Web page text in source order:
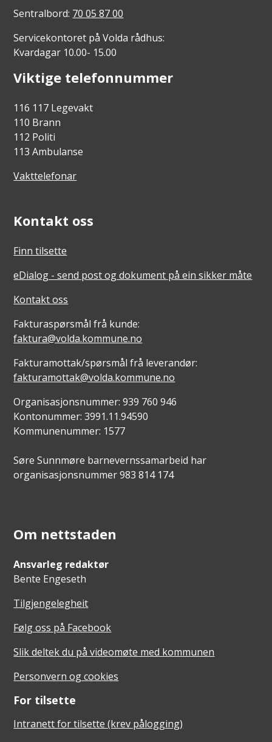
Sentralbord: 70 05 87 00
Servicekontoret på Volda rådhus:
Kvardagar 10.00- 15.00
Viktige telefonnummer
116 117 Legevakt
110 Brann
112 Politi
113 Ambulanse
Vakttelefonar
Kontakt oss
Finn tilsette
eDialog - send post og dokument på ein sikker måte
Kontakt oss
Fakturaspørsmål frå kunde:
faktura@volda.kommune.no
Fakturamottak/spørsmål frå leverandør:
fakturamottak@volda.kommune.no
Organisasjonsnummer: 939 760 946
Kontonummer: 3991.11.94590
Kommunenummer: 1577
Søre Sunnmøre barnevernssamarbeid har
organisasjonsnummer 983 814 174
Om nettstaden
Ansvarleg redaktør
Bente Engeseth
Tilgjengelegheit
Følg oss på Facebook
Slik deltek du på videomøte med kommunen
Personvern og cookies
For tilsette
Intranett for tilsette (krev pålogging)